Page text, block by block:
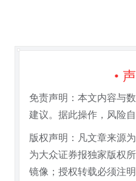
•
免责声明：本文内容与
建议。据此操作，风险自
版权声明：凡文章来源
为大众证券报独家版权
镜像；授权转载必须注明